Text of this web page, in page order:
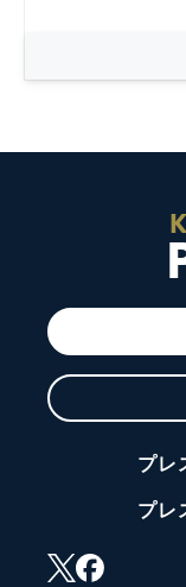
プレ
プレ